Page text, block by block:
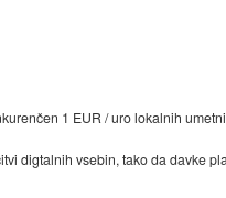
1 EUR / uro lokalnih
digtalnih vsebin, tako da davke